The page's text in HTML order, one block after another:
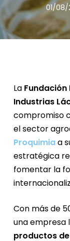
01/08/
La Fundación
Industrias
compromiso
el sector
Proquimiaa
estratégica
fomentar la
Con más de
una empresa
productos